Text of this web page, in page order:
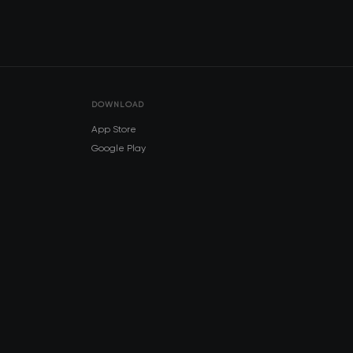
DOWNLOAD
App Store
Google Play